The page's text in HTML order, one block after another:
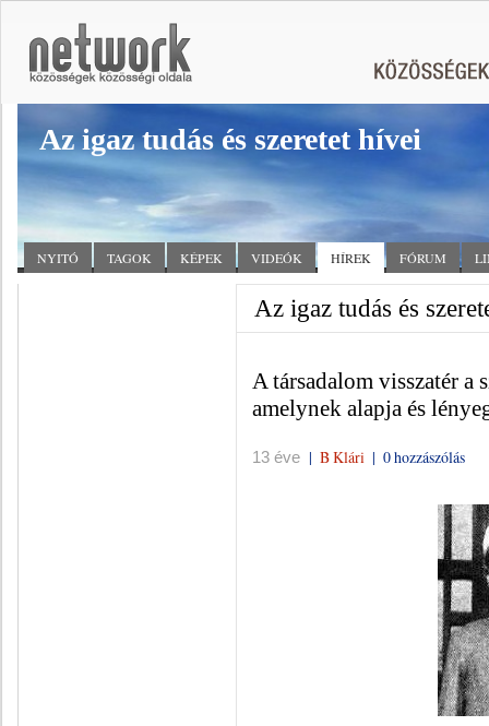
Az igaz tudás és szeretet hívei
NYITÓ TAGOK KÉPEK VIDEÓK HÍREK FÓRUM
Az igaz tudás és
A társadalom visszatér a
amelynek alapja és
13 éve | B Klári | 0 hozzászólás